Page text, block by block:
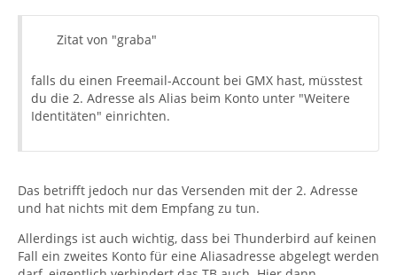
Zitat von "graba"
falls du einen Freemail-Account bei GMX hast, müsstest
du die 2. Adresse als Alias beim Konto unter "Weitere
Identitäten" einrichten.
Das betrifft jedoch nur das Versenden mit der 2. Adresse
und hat nichts mit dem Empfang zu tun.
Allerdings ist auch wichtig, dass bei Thunderbird auf keinen
Fall ein zweites Konto für eine Aliasadresse abgelegt werden